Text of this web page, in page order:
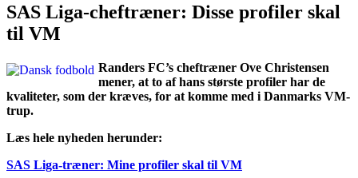
SAS Liga-cheftræner: Disse profiler skal
til VM
Randers FC’s cheftræner Ove Christensen
mener, at to af hans største profiler har de
kvaliteter, som der kræves, for at komme med i Danmarks VM-
trup.
Læs hele nyheden herunder:
SAS Liga-træner: Mine profiler skal til VM